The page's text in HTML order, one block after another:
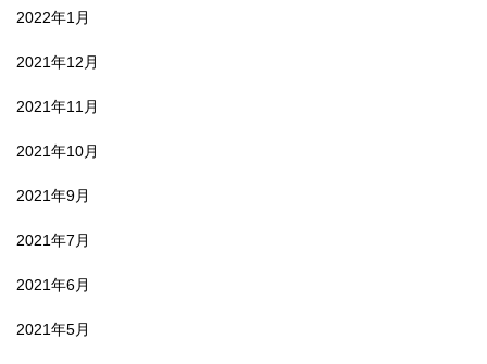
2022年1月
2021年12月
2021年11月
2021年10月
2021年9月
2021年7月
2021年6月
2021年5月